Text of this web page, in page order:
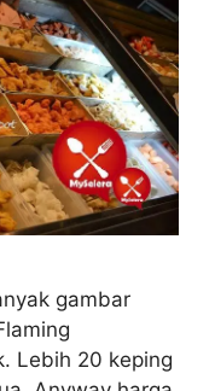
gambar
Lebih 20 keping